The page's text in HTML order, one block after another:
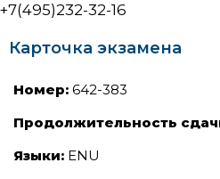
+7(495)232-32-16
Карточка экзамена
Номер: 642-383
Продолжительность
Языки: ENU